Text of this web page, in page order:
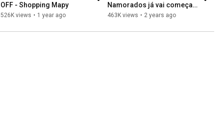
OFF - Shopping Mapy
526K views • 1 year ago
Namorados já vai começar!
💞
463K views • 2 years ago